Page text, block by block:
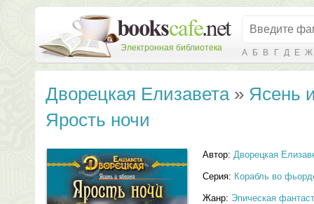
Электронная библиотека А Б В Г Д Е Ж
Дворецкая Елизавета» Ясень
Ярость ночи
Автор: Дворецкая
Серия: Корабль во
Жанр: Эпическая